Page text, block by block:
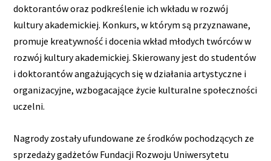
doktorantów oraz podkreślenie ich wkładu w rozwój
kultury akademickiej. Konkurs, w którym są przyznawane,
promuje kreatywność i docenia wkład młodych twórców w
rozwój kultury akademickiej. Skierowany jest do studentów
i doktorantów angażujących się w działania artystyczne i
organizacyjne, wzbogacające życie kulturalne społeczności
uczelni.
Nagrody zostały ufundowane ze środków pochodzących ze
sprzedaży gadżetów Fundacji Rozwoju Uniwersytetu